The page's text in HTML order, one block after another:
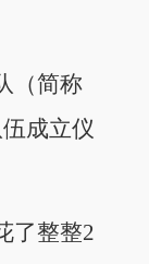
（简称
成立仪
整整2